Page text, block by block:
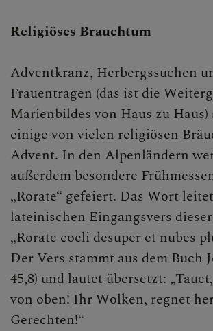
Religiöses Brauchtum
Adventkranz, Herbergssuchen
Frauentragen (das ist die
Marienbildes von Haus zu
einige von vielen religiösen
Advent. In den Alpenländern
außerdem besondere
„Rorate“ gefeiert. Das Wort
lateinischen Eingangsvers
„Rorate coeli desuper et nubes
Der Vers stammt aus dem Buch
45,8) und lautet übersetzt:
von oben! Ihr Wolken, regnet
Gerechten!“